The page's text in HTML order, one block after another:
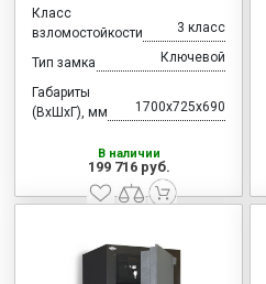
Класс
взломостойкости
3 класс
Тип замка Ключевой
Габариты
(ВхШхГ), мм
1700x725x690
В наличии
199 716 руб.